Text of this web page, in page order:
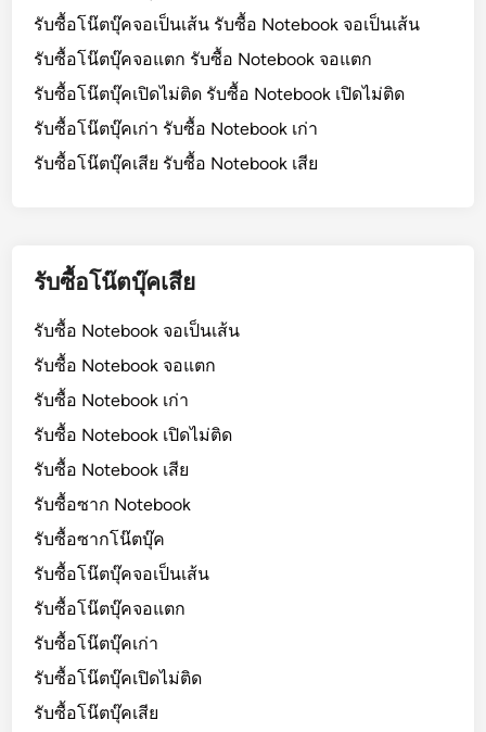
รับซื้อโน๊ตบุ๊คจอเป็นเส้น รับซื้อ Notebook จอเป็นเส้น
รับซื้อโน๊ตบุ๊คจอแตก รับซื้อ Notebook จอแตก
รับซื้อโน๊ตบุ๊คเปิดไม่ติด รับซื้อ Notebook เปิดไม่ติด
รับซื้อโน๊ตบุ๊คเก่า รับซื้อ Notebook เก่า
รับซื้อโน๊ตบุ๊คเสีย รับซื้อ Notebook เสีย
รับซื้อโน๊ตบุ๊คเสีย
รับซื้อ Notebook จอเป็นเส้น
รับซื้อ Notebook จอแตก
รับซื้อ Notebook เก่า
รับซื้อ Notebook เปิดไม่ติด
รับซื้อ Notebook เสีย
รับซื้อซาก Notebook
รับซื้อซากโน๊ตบุ๊ค
รับซื้อโน๊ตบุ๊คจอเป็นเส้น
รับซื้อโน๊ตบุ๊คจอแตก
รับซื้อโน๊ตบุ๊คเก่า
รับซื้อโน๊ตบุ๊คเปิดไม่ติด
รับซื้อโน๊ตบุ๊คเสีย